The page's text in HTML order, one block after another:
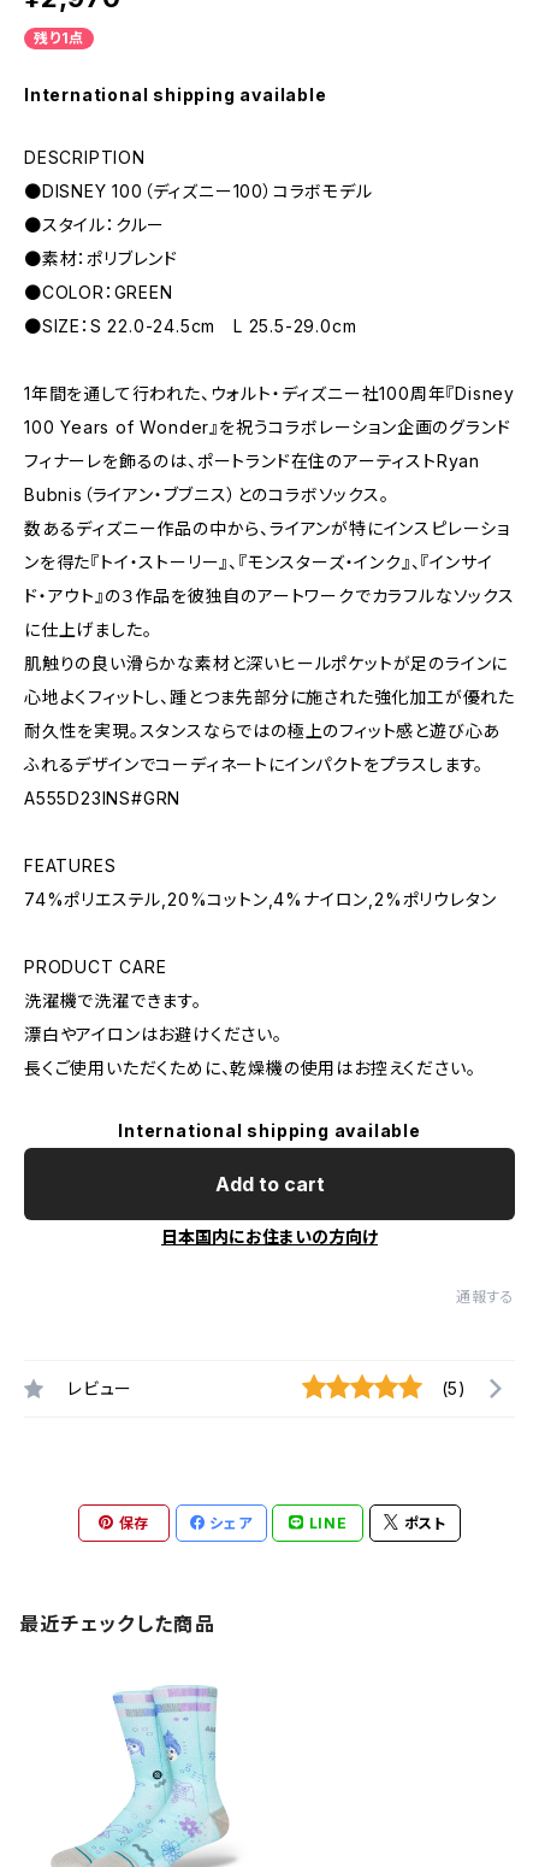
残り1点
International shipping available
DESCRIPTION
●DISNEY 100（ディズニー100）コラボモデル
●スタイル：クルー
●素材：ポリブレンド
●COLOR：GREEN
●SIZE：S 22.0-24.5cm L 25.5-29.0cm
1年間を通して行われた、ウォルト・ディズニー社100周年『Disney
100 Years of Wonder』を祝うコラボレーション企画のグランド
フィナーレを飾るのは、ポートランド在住のアーティストRyan
Bubnis（ライアン・ブブニス）とのコラボソックス。
数あるディズニー作品の中から、ライアンが特にインスピレーショ
ンを得た『トイ・ストーリー』、『モンスターズ・インク』、『インサイ
ド・アウト』の３作品を彼独自のアートワークでカラフルなソックス
に仕上げました。
肌触りの良い滑らかな素材と深いヒールポケットが足のラインに
心地よくフィットし、踵とつま先部分に施された強化加工が優れた
耐久性を実現。スタンスならではの極上のフィット感と遊び心あ
ふれるデザインでコーディネートにインパクトをプラスします。
A555D23INS#GRN
FEATURES
74%ポリエステル,20%コットン,4%ナイロン,2%ポリウレタン
PRODUCT CARE
洗濯機で洗濯できます。
漂白やアイロンはお避けください。
長くご使用いただくために、乾燥機の使用はお控えください。
International shipping available
Add to cart
日本国内にお住まいの方向け
通報する
レビュー (5)
保存 シェア LINE ポスト
最近チェックした商品